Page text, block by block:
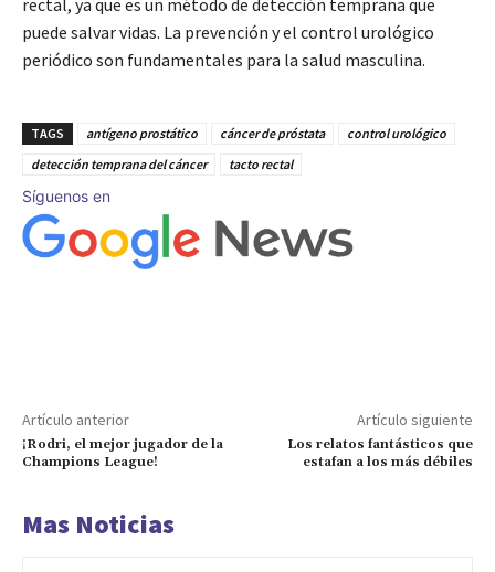
puede salvar vidas. La prevención y el control urológico
periódico son fundamentales para la salud masculina.
TAGS antígeno prostático cáncer de próstata
control urológico
detección temprana del cáncer
tacto rectal
Síguenos en
Artículo anterior
¡Rodri, el mejor jugador de la
Champions League!
Artículo siguiente
Los relatos fantásticos que
estafan a los más débiles
Mas Noticias